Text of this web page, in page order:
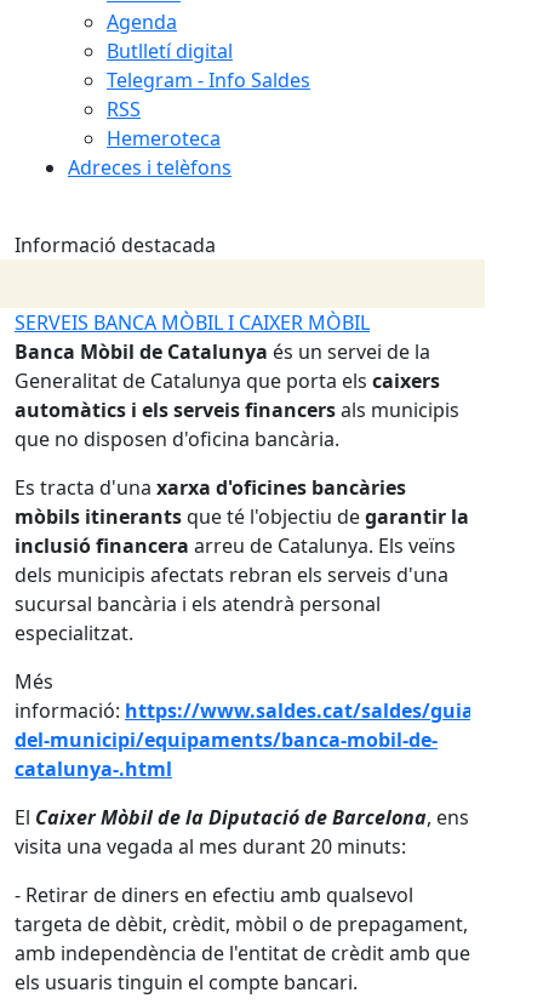
Agenda
Butlletí digital
Telegram - Info Saldes
RSS
Hemeroteca
Adreces i telèfons
Informació destacada
I CAIXER MÒBIL
és un servei de la
que porta elscaixers
financersals municipis
bancària.
d'oficines bancàries
té l'objectiu degarantir la
de Catalunya. Els veïns
rebran els serveis d'una
atendrà personal
saldes/guia-
banca-mobil-de-
de Barcelona, ens
durant 20 minuts:
amb qualsevol
mòbil o de prepagament,
l'entitat de crèdit amb que
bancari.
IMPLANTACIÓ NOU SISTEMA
RESIDUS A SALDES
A partir de l'1 de novembre
implementarem, de la mà del
del Berguedà, contenidors
ðŸ‘¥Xerrades informatives!
Vine a conèixer totes les
ðŸ“ Dia: Divendres 24
DIA: 30 D'OCTUBRE A LES
oberta a tota la ciutadania
Recull el material, resoleu
activa els clauers:
Dijous 23 d'octubre